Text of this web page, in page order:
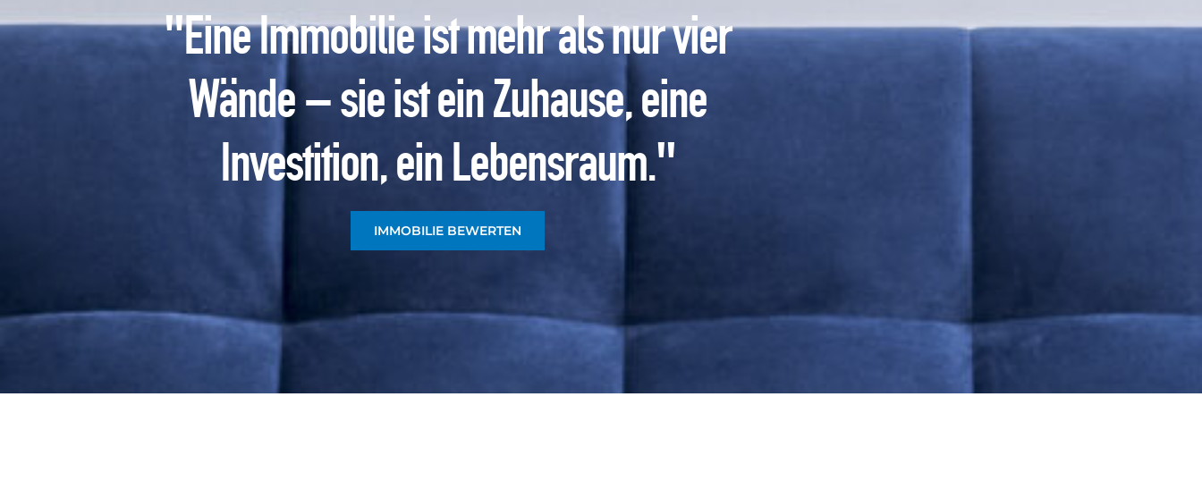
"Eine Immobilie ist mehr als nur vier
Wände – sie ist ein Zuhause, eine
Investition, ein Lebensraum."
IMMOBILIE BEWERTEN